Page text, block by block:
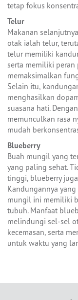
tetap fokus
Telur
Makanan
otak ialah telur,
telur memiliki
serta memiliki
memaksimalkan
Selain itu,
menghasilkan
suasana hati.
memunculkan rasa
mudah
Blueberry
Buah mungil yang
yang paling sehat.
tinggi, blueberry
Kandungannya
mungil ini memiliki
tubuh. Manfaat
melindungi sel-sel
kecemasan, serta
untuk waktu yang